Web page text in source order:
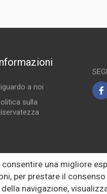
a noi
sulla
una migliore
per prestare il
navigazione,